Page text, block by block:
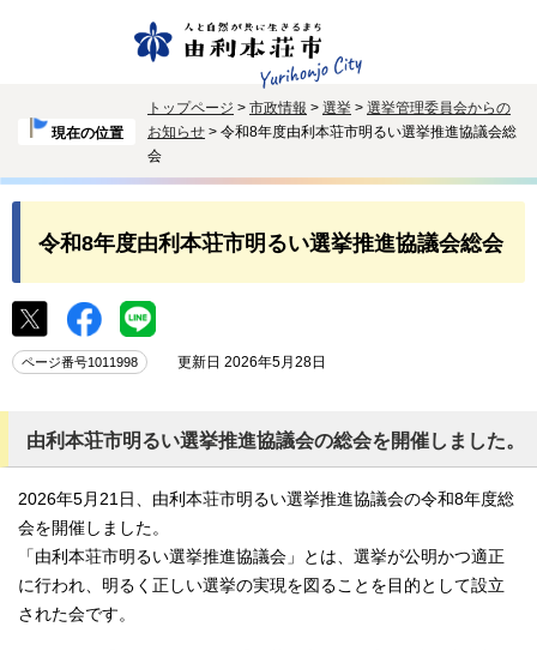
現在の位置
トップページ > 市政情報 > 選挙 > 選挙管理委員会からの
お知らせ > 令和8年度由利本荘市明るい選挙推進協議会総
会
令和8年度由利本荘市明るい選挙推進協議会総会
ページ番号1011998 更新日 2026年5月28日
由利本荘市明るい選挙推進協議会の総会を開催しました。
2026年5月21日、由利本荘市明るい選挙推進協議会の令和8年度総
会を開催しました。
「由利本荘市明るい選挙推進協議会」とは、選挙が公明かつ適正
に行われ、明るく正しい選挙の実現を図ることを目的として設立
された会です。